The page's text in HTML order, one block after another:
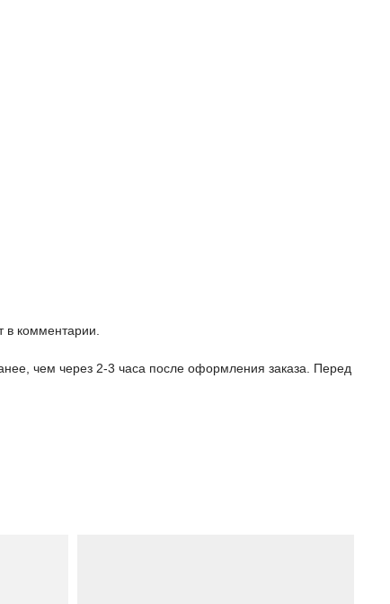
в комментарии.
чем через 2-3 часа после оформления заказа. Перед